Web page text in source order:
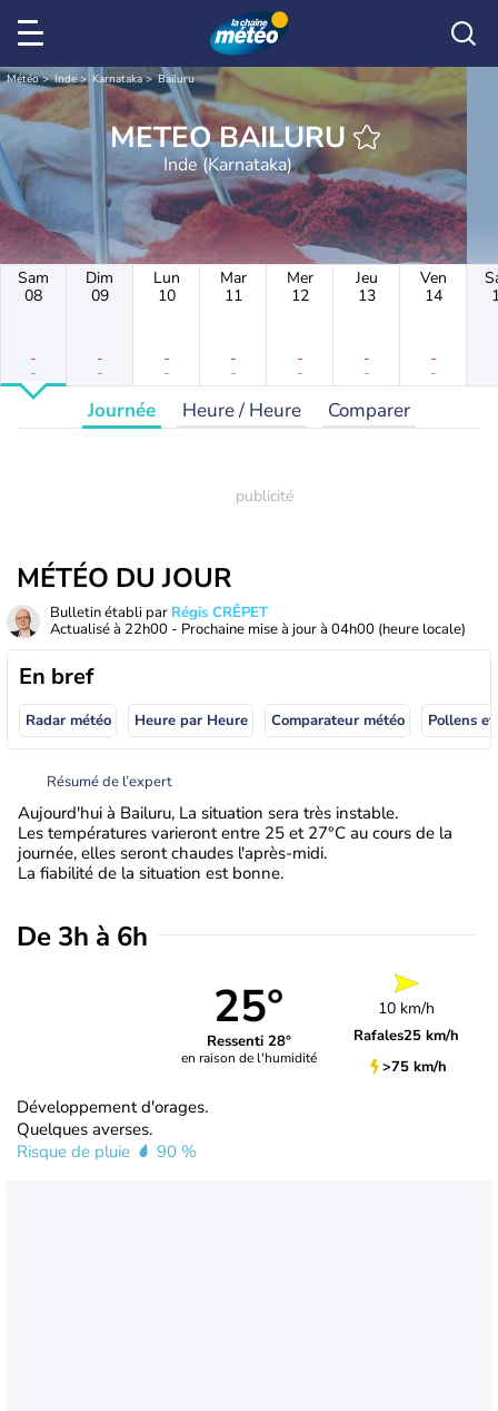
Météo Inde Karnataka Bailuru
METEO BAILURU
Inde (Karnataka)
Sam
08
-
-
Dim
09
-
-
Lun
10
-
-
Mar
11
-
-
Mer
12
-
-
Jeu
13
-
-
Ven
14
-
-
Journée Heure / Heure Comparer
MÉTÉO DU JOUR
Bulletin établi par Régis CRÊPET
Actualisé à 22h00 - Prochaine mise à jour à 04h00 (heure locale)
En bref
Radar météo Heure par Heure Comparateur météo Pollens
Résumé de l’expert
Aujourd'hui à Bailuru, La situation sera très instable.
Les températures varieront entre 25 et 27°C au cours de la
journée, elles seront chaudes l'après-midi.
La fiabilité de la situation est bonne.
De 3h à 6h
25°
Ressenti 28°
en raison de l'humidité
10 km/h
Rafales25 km/h
>75 km/h
Développement d'orages.
Quelques averses.
Risque de pluie
90 %